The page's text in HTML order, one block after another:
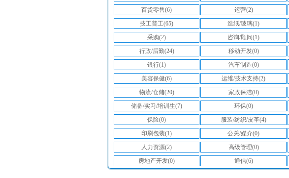
百货零售(6)
运营(2)
技工普工(65)
造纸/玻璃(1)
采购(2)
咨询/顾问(1)
行政/后勤(24)
移动开发(0)
银行(1)
汽车制造(0)
美容保健(6)
运维/技术支持(2)
物流/仓储(20)
家政保洁(0)
储备/实习/培训生(7)
环保(0)
保险(0)
服装/纺织/皮革(4)
印刷包装(1)
公关/媒介(0)
人力资源(2)
高级管理(0)
房地产开发(0)
通信(6)